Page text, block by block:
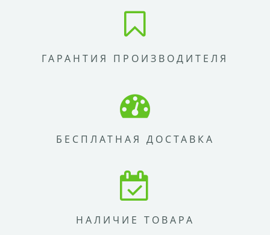
ГАРАНТИЯ ПРОИЗВОДИТЕЛЯ
БЕСПЛАТНАЯ ДОСТАВКА
НАЛИЧИЕ ТОВАРА